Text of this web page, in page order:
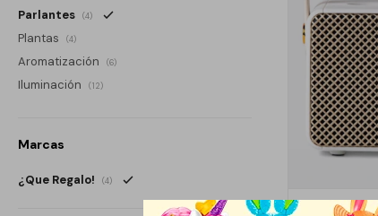
Parlantes (4)
Plantas (4)
Aromatización (6)
Iluminación (12)
Marcas
¿Que Regalo! (4)